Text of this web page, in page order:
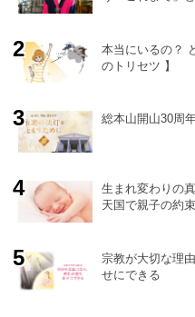
本当にいるの？
のトリセツ 】
総本山開山30周
生まれ変わりの
天国で親子の約
宗教が大切な理
せにできる